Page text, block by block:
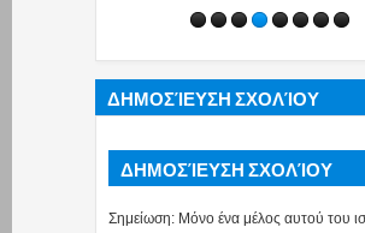
ΔΗΜΟΣΊΕΥΣΗ ΣΧΟΛΊΟΥ
ΔΗΜΟΣΊΕΥΣΗ ΣΧΟΛΊΟΥ
Σημείωση: Μόνο ένα μέλος αυτού του